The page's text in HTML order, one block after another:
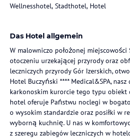
Wellnesshotel, Stadthotel, Hotel
Das Hotel allgemein
W malowniczo położonej
otoczeniu urzekającej przyrody oraz
leczniczych przyrody Gór Izerskich,
Hotel Buczyński **** Medical&SPA,
karkonoskim kurorcie tego typu obiekt
hotel oferuje Państwu noclegi w
o wysokim standardzie oraz posiłki w
wyborną kuchnię. U nas w
z szeregu zabiegów leczniczych w